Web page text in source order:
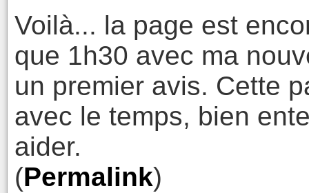
Voilà... la page est
que 1h30 avec ma
un premier avis. Cette
avec le temps, bien
aider.
(Permalink)